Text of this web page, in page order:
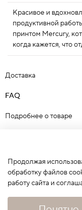
Красивое и
продуктивной
принтом Mercury,
когда кажется, что
Доставка
FAQ
FAQ
Подробнее о товаре
Продолжая
обработку файлов
работу сайта и